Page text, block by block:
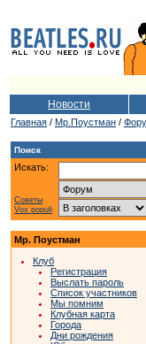
Новости
Главная / Мр.Поустман /
Поиск
Искать:
Советы
Vox populi
Мр. Поустман
Клуб
Регистрация
Выслать пароль
Список участников
Мы помним
Клубная карта
Города
Дни рождения